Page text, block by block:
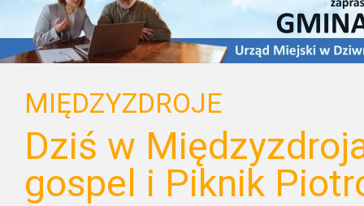
MIĘDZYZDROJE
Dziś w
gospel i Piknik